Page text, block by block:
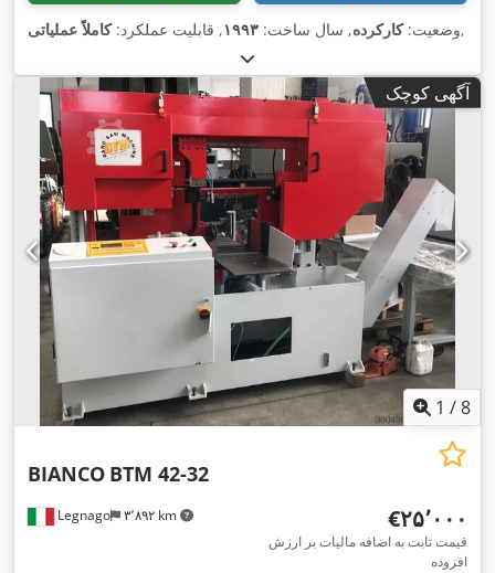
وضعیت:کارکرده, سال ساخت: ۱۹۹۳, قابلیت عملکرد:کاملاً عملیاتی ,
آگهی کوچک
1 /8
Legnago ۳٬۸۹۲ km
BIANCO BTM 42-32
‎€۲۵٬۰۰۰
قیمت ثابت به اضافه مالیات بر ارزش
افزوده